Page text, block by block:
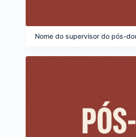
Nome do supervisor do pós-